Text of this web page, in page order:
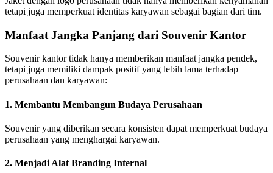
tetapi juga memperkuat identitas karyawan sebagai bagian dari tim.
Manfaat Jangka Panjang dari Souvenir Kantor
Souvenir kantor tidak hanya memberikan manfaat jangka pendek,
tetapi juga memiliki dampak positif yang lebih lama terhadap
perusahaan dan karyawan:
1. Membantu Membangun Budaya Perusahaan
Souvenir yang diberikan secara konsisten dapat memperkuat budaya
perusahaan yang menghargai karyawan.
2. Menjadi Alat Branding Internal